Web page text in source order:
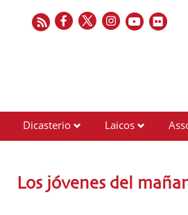
Dicasterio Laicos
Los jóvenes del